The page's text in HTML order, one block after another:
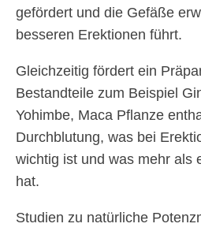
gefördert und die Gefäße
besseren Erektionen führt.
Gleichzeitig fördert ein
Bestandteile zum Beispiel
Yohimbe, Maca Pflanze
Durchblutung, was bei
wichtig ist und was mehr als
hat.
Studien zu natürliche